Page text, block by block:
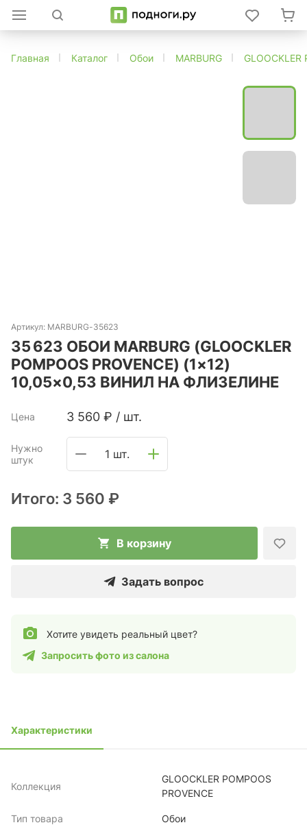
Главная Каталог Обои MARBURG GLOOCKLER
Артикул: MARBURG-35623
35 623 ОБОИ MARBURG (GLOOCKLER
POMPOOS PROVENCE) (1×12)
10,05×0,53 ВИНИЛ НА ФЛИЗЕЛИНЕ
Цена 3 560 ₽ / шт.
Нужно
штук
1 шт.
Итого: 3 560 ₽
В корзину
Задать вопрос
Хотите увидеть реальный цвет?
Запросить фото из салона
Характеристики
Коллекция
GLOOCKLER POMPOOS
PROVENCE
Тип товара Обои